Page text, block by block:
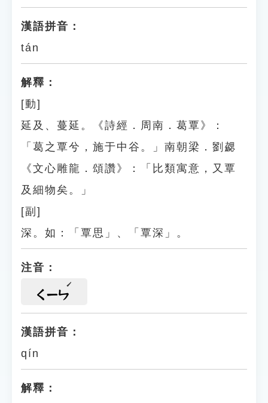
漢語拼音：
tán
解釋：
[動]
延及、蔓延。《詩經．周南．葛覃》：
「葛之覃兮，施于中谷。」南朝梁．劉勰
《文心雕龍．頌讚》：「比類寓意，又覃
及細物矣。」
[副]
深。如：「覃思」、「覃深」。
注音：
ㄑㄧㄣ
漢語拼音：
qín
解釋：